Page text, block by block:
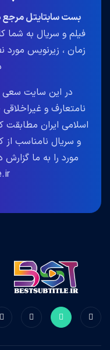
بست سابتایتل مرجع
فیلم و سریال به شما
زمان ، زیرنویس مورد
در این سایت سعی
نامتعارف و
اسلامی ایران
و سریال نامناسب
مورد را به ما